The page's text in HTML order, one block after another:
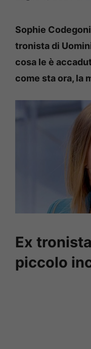
Sophie
tronista di
cosa le è
come sta ora, la
Ex
piccolo